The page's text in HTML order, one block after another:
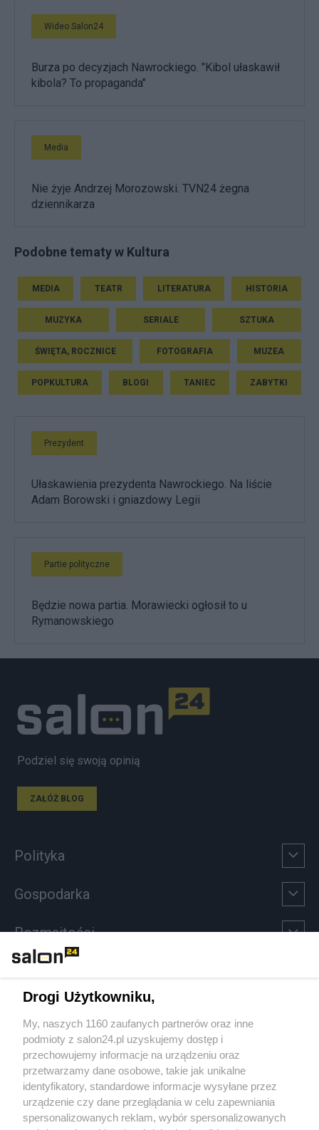
Wideo Salon24
Burza po decyzjach Nawrockiego. "Kibol ułaskawił
kibola? To propaganda"
Media
Nie żyje Andrzej Morozowski. TVN24 żegna
dziennikarza
Podobne tematy w Kultura
MEDIA TEATR LITERATURA HISTORIA
MUZYKA SERIALE SZTUKA
ŚWIĘTA, ROCZNICE FOTOGRAFIA MUZEA
POPKULTURA BLOGI TANIEC ZABYTKI
Prezydent
Ułaskawienia prezydenta Nawrockiego. Na liście
Adam Borowski i gniazdowy Legii
Partie polityczne
Będzie nowa partia. Morawiecki ogłosił to u
Rymanowskiego
Podziel się swoją opinią
ZAŁÓŻ BLOG
Polityka
Gospodarka
Rozmaitości
Sport
Społeczeństwo
Kultura
Drogi Użytkowniku,
My, naszych 1160 zaufanych partnerów oraz inne
podmioty z salon24.pl uzyskujemy dostęp i
przechowujemy informacje na urządzeniu oraz
przetwarzamy dane osobowe, takie jak unikalne
identyfikatory, standardowe informacje wysyłane przez
urządzenie czy dane przeglądania w celu zapewniania
spersonalizowanych reklam, wybór spersonalizowanych